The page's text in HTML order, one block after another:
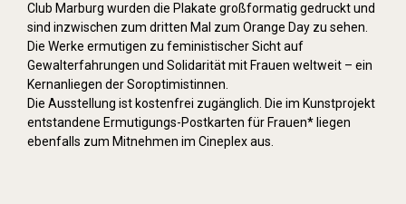
Club Marburg wurden die Plakate großformatig gedruckt und
sind inzwischen zum dritten Mal zum Orange Day zu sehen.
Die Werke ermutigen zu feministischer Sicht auf
Gewalterfahrungen und Solidarität mit Frauen weltweit – ein
Kernanliegen der Soroptimistinnen.
Die Ausstellung ist kostenfrei zugänglich. Die im Kunstprojekt
entstandene Ermutigungs-Postkarten für Frauen* liegen
ebenfalls zum Mitnehmen im Cineplex aus.